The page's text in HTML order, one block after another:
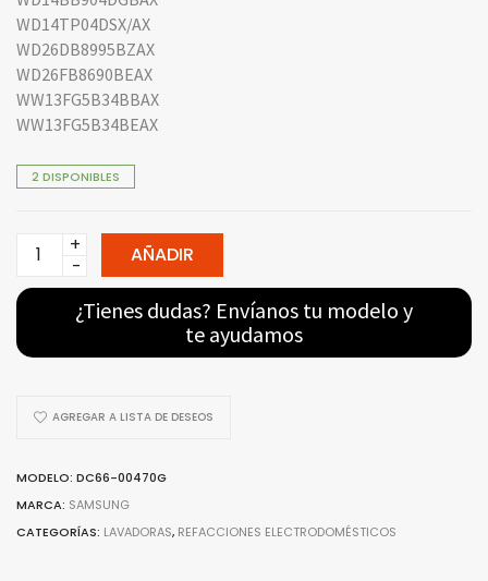
WD14TP04DSX/AX
WD26DB8995BZAX
WD26FB8690BEAX
WW13FG5B34BBAX
WW13FG5B34BEAX
2 DISPONIBLES
Kit
Amortiguadores
00470G
AÑADIR
¿Tienes dudas? Envíanos tu modelo y
te ayudamos
AGREGAR A LISTA DE DESEOS
MODELO: DC66-00470G
MARCA: SAMSUNG
CATEGORÍAS: LAVADORAS, REFACCIONES ELECTRODOMÉSTICOS